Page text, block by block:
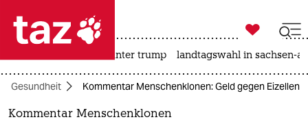
 taz zahl ich
taz zahl ich

taz zahl ich
usa unter trump landtagswahl in sachsen-
Gesundheit Kommentar Menschenklonen: Geld gegen Eizellen
Kommentar Menschenklonen